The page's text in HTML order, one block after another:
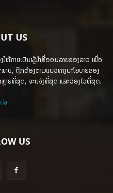
US
ໃຫ້ກາຍເປັນຜູ້ນຳສື່ອອນລາຍຂອງລາວ ເພື່ອ
ບ, ຖືກຕ້ອງຕາມແນວທາງນະໂຍບາຍຂອງ
າຍທີ່ສຸດ, ຈະແຈ້ງທີ່ສຸດ ແລະວ່ອງໄວທີ່ສຸດ.
US